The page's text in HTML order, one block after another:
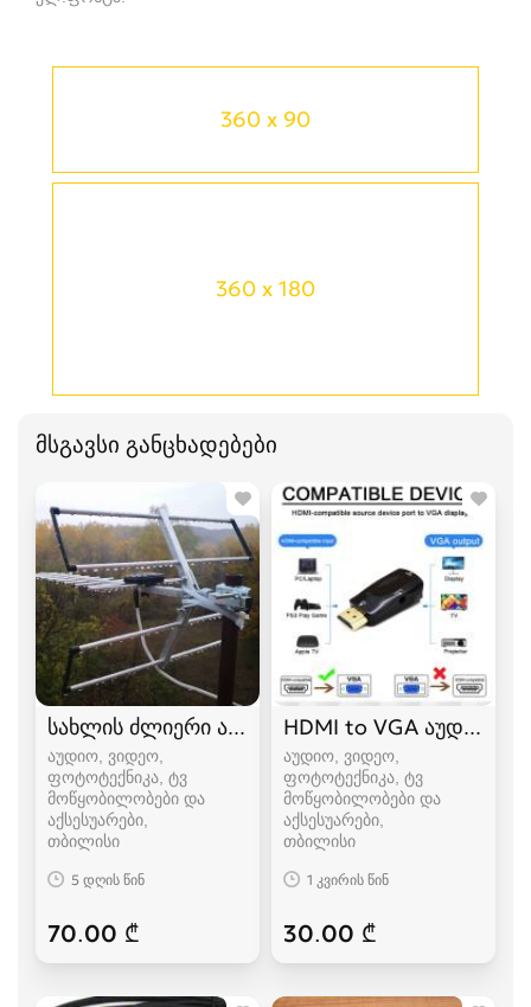
360 x 90
360 x 180
მსგავსი განცხადებები
სახლის ძლიერი ანტენები
აუდიო, ვიდეო,
ფოტოტექნიკა, ტვ
მოწყობილობები და
აქსესუარები
თბილისი
5 დღის წინ
70.00 ₾
HDMI to VGA აუდიო
აუდიო, ვიდეო,
ფოტოტექნიკა, ტვ
მოწყობილობები და
აქსესუარები
თბილისი
1 კვირის წინ
30.00 ₾